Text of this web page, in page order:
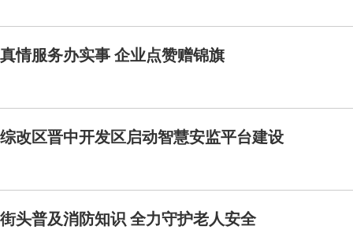
真情服务办实事 企业点赞赠锦旗
综改区晋中开发区启动智慧安监平台建设
街头普及消防知识 全力守护老人安全